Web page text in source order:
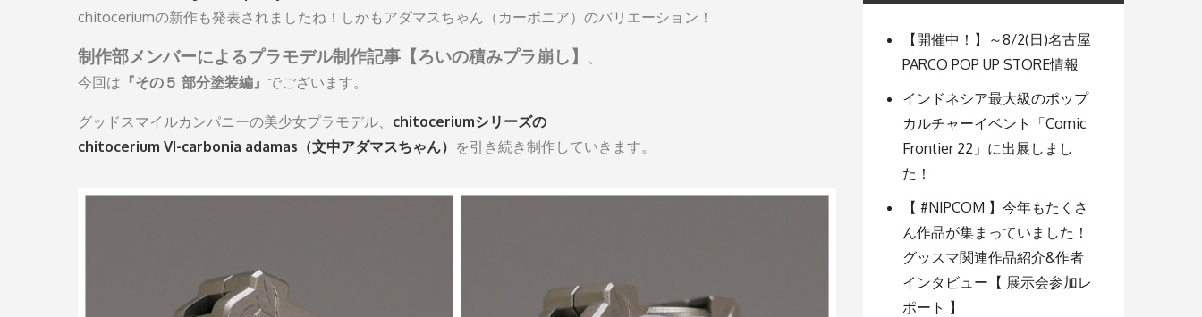
chitoceriumの新作も発表されましたね！しかもアダマスちゃん（カーボニア）のバリエーション！
制作部メンバーによるプラモデル制作記事【ろいの積みプラ崩し】
今回は 『その５ 部分塗装編』 でございます。
グッドスマイルカンパニーの美少女プラモデル、 chitoceriumシリーズの
chitocerium VI-carbonia adamas（文中アダマスちゃん） を引き続き制作していきます。
【開催中！】～8/2(日)名古屋
PARCO POP UP STORE情報
インドネシア最大級のポップ
カルチャーイベント「Comic
Frontier 22」に出展しまし
た！
【 #NIPCOM 】今年もたくさ
ん作品が集まっていました！
グッスマ関連作品紹介&作者
インタビュー【 展示会参加レ
ポート 】